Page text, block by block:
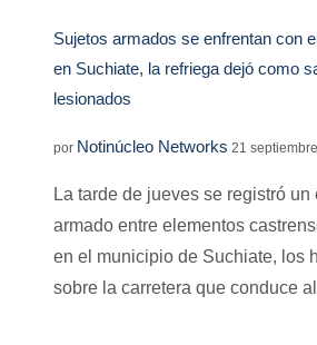
Sujetos armados se enfrentan con
en Suchiate, la refriega dejó como
lesionados
por Notinúcleo Networks 21
La tarde de jueves se registró un
armado entre elementos
en el municipio de Suchiate, los
sobre la carretera que conduce